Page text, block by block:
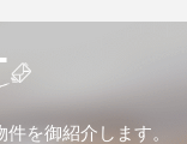
を御紹介します。